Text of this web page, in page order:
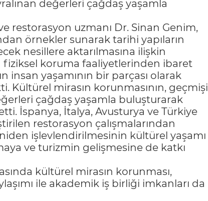
değerleri çağdaş yaşamla
restorasyon uzmanı Dr. Sinan Genim,
örnekler sunarak tarihi yapıların
nesillere aktarılmasına ilişkin
fiziksel koruma faaliyetlerinden ibaret
insan yaşamının bir parçası olarak
Kültürel mirasın korunmasının, geçmişi
çağdaş yaşamla buluşturarak
İspanya, İtalya, Avusturya ve Türkiye
restorasyon çalışmalarından
işlevlendirilmesinin kültürel yaşamı
ve turizmin gelişmesine de katkı
kültürel mirasın korunması,
ile akademik iş birliği imkanları da